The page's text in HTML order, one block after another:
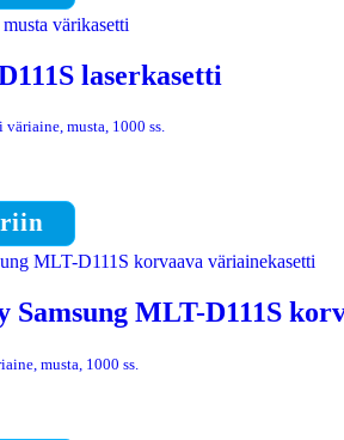
laserkasetti
musta, 1000 ss.
Samsung MLT-D111S
musta, 1000 ss.